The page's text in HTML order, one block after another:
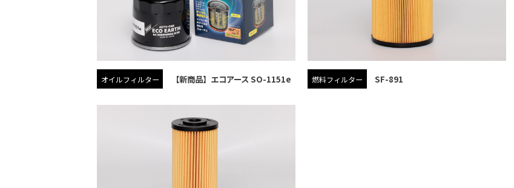
オイルフィルター 【新商品】エコアース SO-1151e 燃料フィルター SF-891